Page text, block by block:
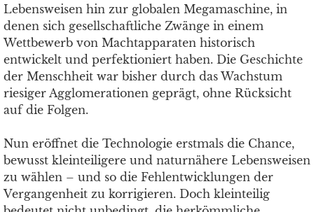
Lebensweisen hin zur globalen Megamaschine, in
denen sich gesellschaftliche Zwänge in einem
Wettbewerb von Machtapparaten historisch
entwickelt und perfektioniert haben. Die Geschichte
der Menschheit war bisher durch das Wachstum
riesiger Agglomerationen geprägt, ohne Rücksicht
auf die Folgen.
Nun eröffnet die Technologie erstmals die Chance,
bewusst kleinteiligere und naturnähere Lebensweisen
zu wählen – und so die Fehlentwicklungen der
Vergangenheit zu korrigieren. Doch kleinteilig